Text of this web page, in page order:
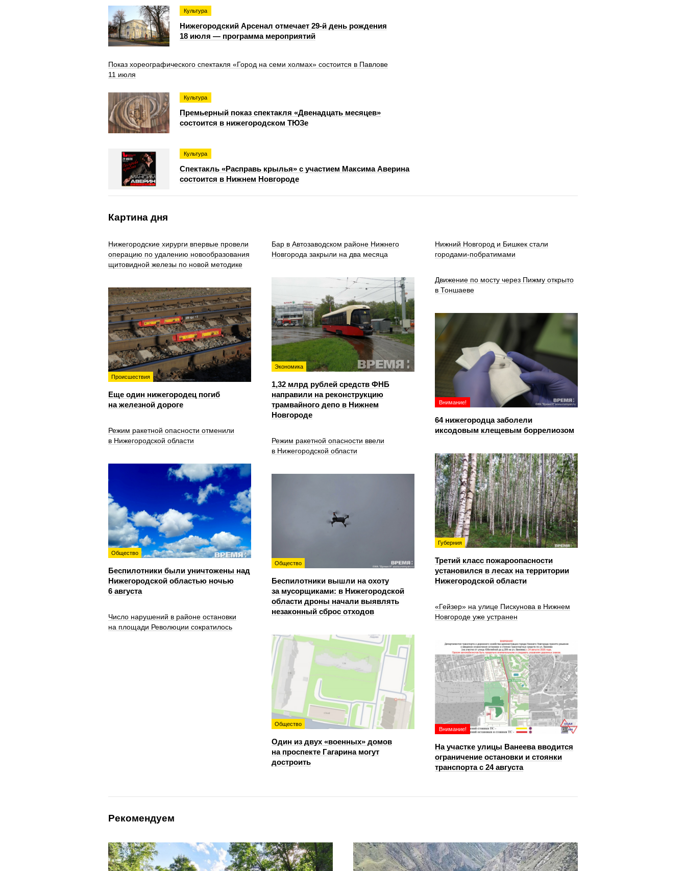
Культура
Нижегородский Арсенал отмечает 29-й день рождения
18 июля — программа мероприятий
Показ хореографического спектакля «Город на семи холмах» состоится в Павлове
11 июля
Культура
Премьерный показ спектакля «Двенадцать месяцев»
состоится в нижегородском ТЮЗе
Культура
Спектакль «Расправь крылья» с участием Максима Аверина
состоится в Нижнем Новгороде
Картина дня
Нижегородские хирурги впервые провели
операцию по удалению новообразования
щитовидной железы по новой методике
Бар в Автозаводском районе Нижнего
Новгорода закрыли на два месяца
Нижний Новгород и Бишкек стали
городами-побратимами
Экономика
1,32 млрд рублей средств ФНБ
направили на реконструкцию
трамвайного депо в Нижнем
Новгороде
Движение по мосту через Пижму открыто
в Тоншаеве
Происшествия
Еще один нижегородец погиб
на железной дороге
Внимание!
64 нижегородца заболели
иксодовым клещевым боррелиозом
Режим ракетной опасности отменили
в Нижегородской области
Режим ракетной опасности ввели
в Нижегородской области
Губерния
Третий класс пожароопасности
установился в лесах на территории
Нижегородской области
Общество
Беспилотники были уничтожены над
Нижегородской областью ночью
6 августа
Общество
Беспилотники вышли на охоту
за мусорщиками: в Нижегородской
области дроны начали выявлять
незаконный сброс отходов
«Гейзер» на улице Пискунова в Нижнем
Новгороде уже устранен
Число нарушений в районе остановки
на площади Революции сократилось
Общество
Один из двух «военных» домов
на проспекте Гагарина могут
достроить
Внимание!
На участке улицы Ванеева вводится
ограничение остановки и стоянки
транспорта с 24 августа
Рекомендуем